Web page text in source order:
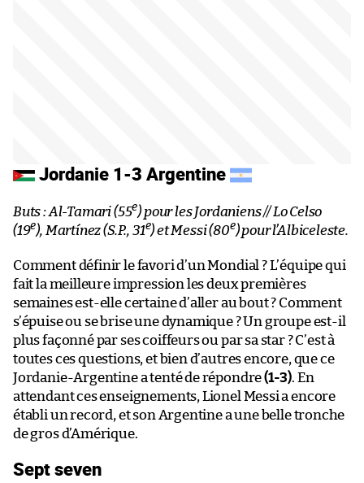
Jordanie 1-3 Argentine
Buts : Al-Tamari (55e) pour les Jordaniens // Lo Celso
(19e), Martínez (S.P., 31e) et Messi (80e) pour l’Albiceleste.
Comment définir le favori d’un Mondial ? L’équipe qui
fait la meilleure impression les deux premières
semaines est-elle certaine d’aller au bout ? Comment
s’épuise ou se brise une dynamique ? Un groupe est-il
plus façonné par ses coiffeurs ou par sa star ? C’est à
toutes ces questions, et bien d’autres encore, que ce
Jordanie-Argentine a tenté de répondre(1-3). En
attendant ces enseignements, Lionel Messi a encore
établi un record, et son Argentine a une belle tronche
de gros d’Amérique.
Sept seven